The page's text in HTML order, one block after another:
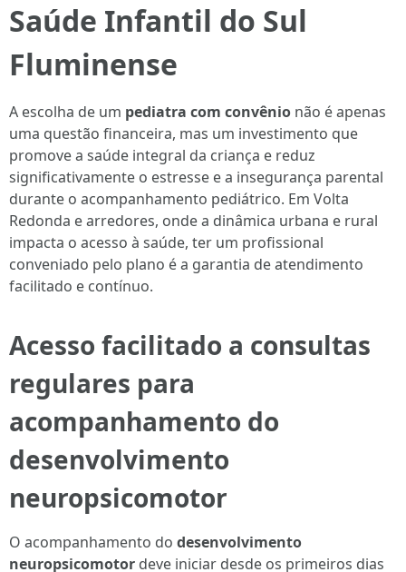
Saúde Infantil do Sul
Fluminense
A escolha de um pediatra com convênio não é apenas
uma questão financeira, mas um investimento que
promove a saúde integral da criança e reduz
significativamente o estresse e a insegurança parental
durante o acompanhamento pediátrico. Em Volta
Redonda e arredores, onde a dinâmica urbana e rural
impacta o acesso à saúde, ter um profissional
conveniado pelo plano é a garantia de atendimento
facilitado e contínuo.
Acesso facilitado a consultas
regulares para
acompanhamento do
desenvolvimento
neuropsicomotor
O acompanhamento do desenvolvimento
neuropsicomotor deve iniciar desde os primeiros dias